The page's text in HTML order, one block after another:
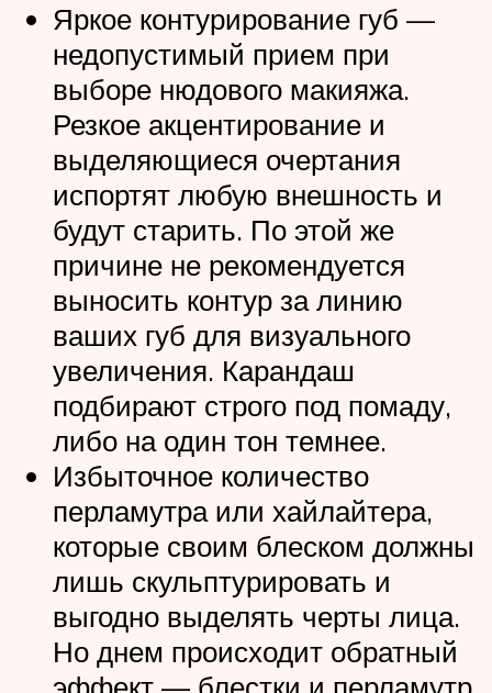
Яркое контурирование губ —
недопустимый прием при
выборе нюдового макияжа.
Резкое акцентирование и
выделяющиеся очертания
испортят любую внешность и
будут старить. По этой же
причине не рекомендуется
выносить контур за линию
ваших губ для визуального
увеличения. Карандаш
подбирают строго под помаду,
либо на один тон темнее.
Избыточное количество
перламутра или хайлайтера,
которые своим блеском должны
лишь скульптурировать и
выгодно выделять черты лица.
Но днем происходит обратный